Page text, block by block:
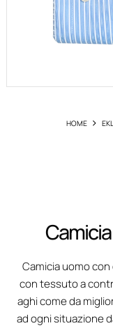
HOME
Camicia uomo
con tessuto a
aghi come da
ad ogni situazione